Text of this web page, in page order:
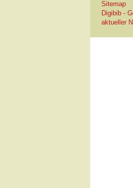
Sitemap
Digibib -
aktueller